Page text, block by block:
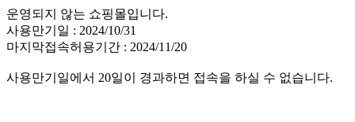
운영되지 않는 쇼핑몰입니다.
사용만기일 : 2024/10/31
마지막접속허용기간 : 2024/11/20
사용만기일에서 20일이 경과하면 접속을 하실 수 없습니다.